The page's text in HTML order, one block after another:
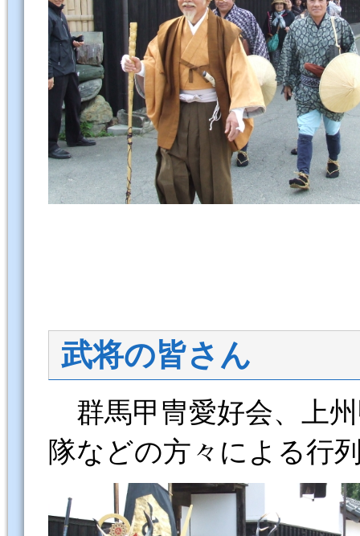
武将の皆さん
群馬甲冑愛好会、上
隊などの方々による行